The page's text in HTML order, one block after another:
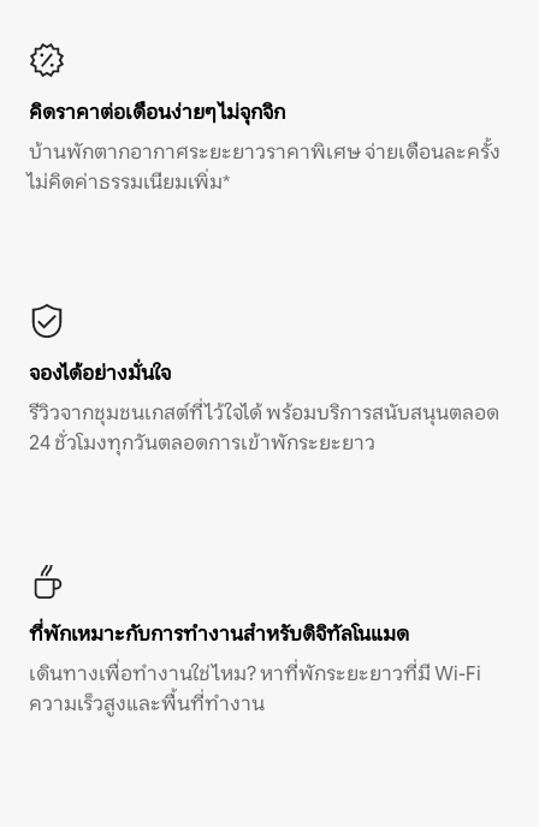
คิดราคาต่อเดือนง่ายๆ ไม่จุกจิก
บ้านพักตากอากาศระยะยาวราคาพิเศษ จ่ายเดือนละครั้ง
ไม่คิดค่าธรรมเนียมเพิ่ม*
จองได้อย่างมั่นใจ
รีวิวจากชุมชนเกสต์ที่ไว้ใจได้ พร้อมบริการสนับสนุนตลอด
24 ชั่วโมงทุกวันตลอดการเข้าพักระยะยาว
ที่พักเหมาะกับการทำงานสำหรับดิจิทัลโนแมด
เดินทางเพื่อทำงานใช่ไหม? หาที่พักระยะยาวที่มี Wi-Fi
ความเร็วสูงและพื้นที่ทำงาน